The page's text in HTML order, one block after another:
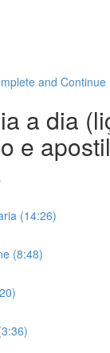
and Continue
a dia
e
(14:26)
(8:48)